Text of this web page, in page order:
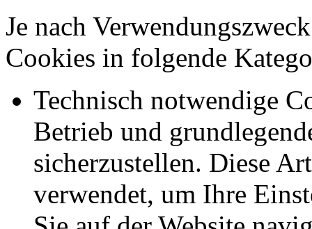
Je nach
Cookies in folgende
Technisch notwendige
Betrieb und
sicherzustellen. Diese
verwendet, um Ihre